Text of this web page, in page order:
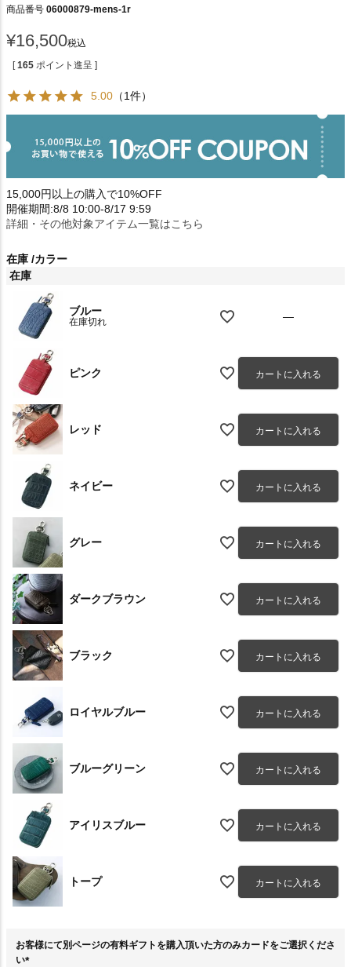
商品番号 06000879-mens-1r
¥16,500税込
[ 165 ポイント進呈 ]
5.00 （1件）
15,000円以上の購入で10%OFF
開催期間:8/8 10:00-8/17 9:59
詳細・その他対象アイテム一覧はこちら
在庫 カラー
在庫
ブルー
在庫切れ —
ピンク カートに入れる
レッド カートに入れる
ネイビー カートに入れる
グレー カートに入れる
ダークブラウン カートに入れる
ブラック カートに入れる
ロイヤルブルー カートに入れる
ブルーグリーン カートに入れる
アイリスブルー カートに入れる
トープ カートに入れる
お客様にて別ページの有料ギフトを購入頂いた方のみカードをご選択くださ
い